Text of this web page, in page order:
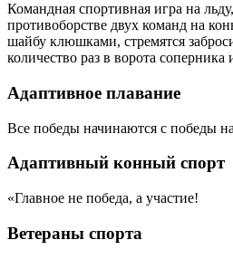
Командная спортивная игра на
противоборстве двух команд на
шайбу клюшками, стремятся
количество раз в ворота
Адаптивное плавание
Все победы начинаются с победы
Адаптивный конный спорт
«Главное не победа, а участие!
Ветераны спорта